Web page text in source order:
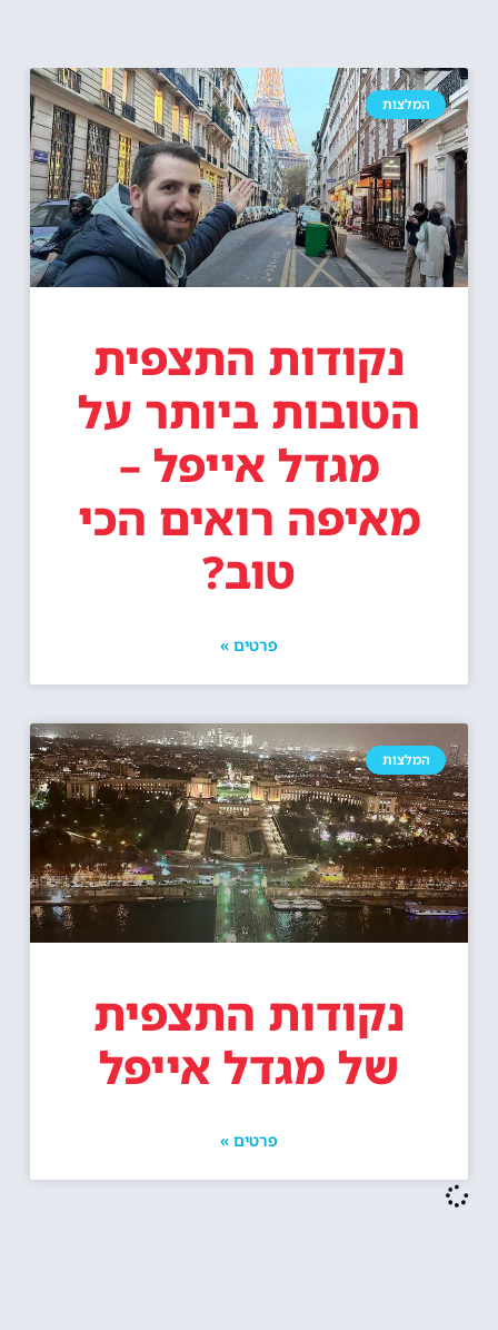
המלצות
נקודות התצפית
הטובות ביותר על
מגדל אייפל –
מאיפה רואים הכי
טוב?
פרטים »
המלצות
נקודות התצפית
של מגדל אייפל
פרטים »